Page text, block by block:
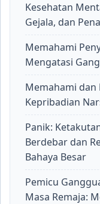
Kesehatan
Gejala, dan
Memahami
Mengatasi
Memahami dan
Kepribadian
Panik:
Berdebar dan
Bahaya Besar
Pemicu
Masa Remaja: